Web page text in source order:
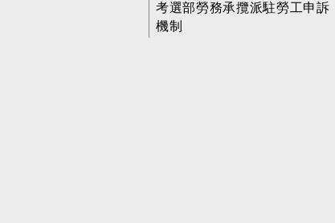
考選部勞務承攬派駐勞工申訴
機制